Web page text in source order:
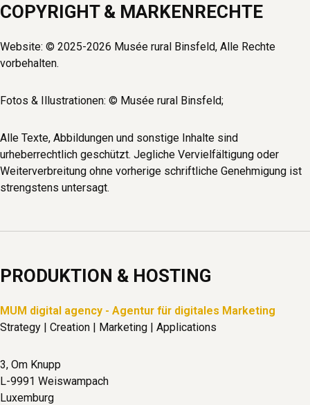
COPYRIGHT & MARKENRECHTE
Website: © 2025-2026 Musée rural Binsfeld, Alle Rechte
vorbehalten.
Fotos & Illustrationen: © Musée rural Binsfeld;
Alle Texte, Abbildungen und sonstige Inhalte sind
urheberrechtlich geschützt. Jegliche Vervielfältigung oder
Weiterverbreitung ohne vorherige schriftliche Genehmigung ist
strengstens untersagt.
PRODUKTION & HOSTING
MUM digital agency - Agentur für digitales Marketing
Strategy | Creation | Marketing | Applications
3, Om Knupp
L-9991 Weiswampach
Luxemburg